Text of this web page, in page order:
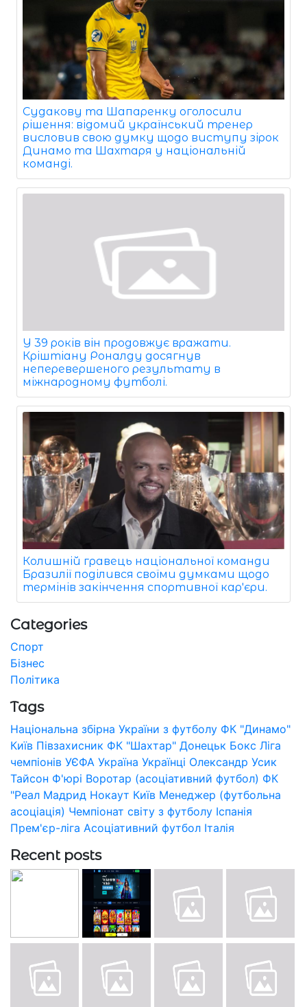
Судакову та Шапаренку оголосили
рішення: відомий український тренер
висловив свою думку щодо виступу зірок
Динамо та Шахтаря у національній
команді.
У 39 років він продовжує вражати.
Кріштіану Роналду досягнув
неперевершеного результату в
міжнародному футболі.
Колишній гравець національної команди
Бразилії поділився своїми думками щодо
термінів закінчення спортивної кар'єри.
Categories
Спорт
Бізнес
Політика
Tags
Національна збірна України з футболу ФК "Динамо"
Київ Півзахисник ФК "Шахтар" Донецьк Бокс Ліга
чемпіонів УЄФА Україна Українці Олександр Усик
Тайсон Ф'юрі Воротар (асоціативний футбол) ФК
"Реал Мадрид Нокаут Київ Менеджер (футбольна
асоціація) Чемпіонат світу з футболу Іспанія
Прем'єр-ліга Асоціативний футбол Італія
Recent posts